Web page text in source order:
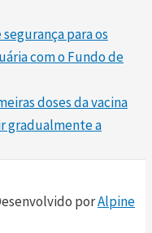
para os
com o Fundo de
doses da vacina
gradualmente a
porAlpine